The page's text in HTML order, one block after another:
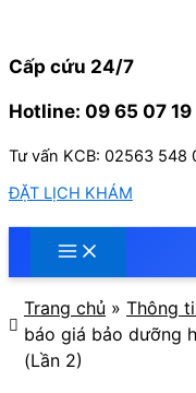
nội
Cấp cứu 24/7
Hotline: 09 65 07 19
Tư vấn KCB: 02563 548
ĐẶT LỊCH KHÁM
Trang chủ » Thông
báo giá bảo dưỡng
(Lần 2)